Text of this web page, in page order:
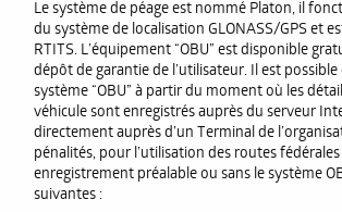
Le système de péage est nommé Platon, il
du système de localisation GLONASS/GPS et
RTITS. L’équipement “OBU” est disponible
dépôt de garantie de l’utilisateur. Il est possible
système “OBU” à partir du moment où les
véhicule sont enregistrés auprès du serveur
directement auprès d’un Terminal de
pénalités, pour l’utilisation des routes fédérales
enregistrement préalable ou sans le système
suivantes :